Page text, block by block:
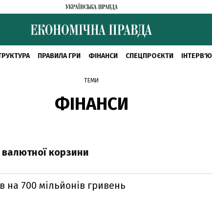
ПРАВИЛА ГРИ ФІНАНСИ СПЕЦПРОЄКТИ ІНТЕРВ'Ю
ТЕМИ
ФІНАНСИ
корзини
700 мільйонів гривень